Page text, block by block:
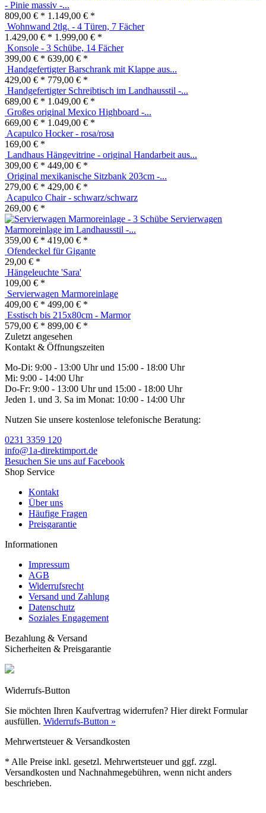
- Pinie massiv -...
809,00 € *1.149,00 € *
Wohnwand 2tlg. - 4 Türen, 7 Fächer
1.429,00 € *1.999,00 € *
Konsole - 3 Schübe, 14 Fächer
399,00 € *639,00 € *
Handgefertigter Barschrank mit Klappe aus...
429,00 € *779,00 € *
Handgefertigter Schreibtisch im Landhausstil -...
689,00 € *1.049,00 € *
Großes original Mexico Highboard -...
669,00 € *1.049,00 € *
Acapulco Hocker - rosa/rosa
169,00 € *
Landhaus Hängevitrine - original Handarbeit aus...
309,00 € *449,00 € *
Original mexikanische Sitzbank 203cm -...
279,00 € *429,00 € *
Acapulco Chair - schwarz/schwarz
269,00 € *
Marmoreinlage im Landhausstil -...
359,00 € *419,00 € *
Ofendeckel für Gigante
29,00 € *
Hängeleuchte 'Sara'
109,00 € *
Servierwagen Marmoreinlage
409,00 € *499,00 € *
Esstisch bis 215x80cm - Marmor
579,00 € *899,00 € *
Zuletzt angesehen
Mo-Di: 9:00 - 13:00 Uhr und 15:00 - 18:00 Uhr
Mi: 9:00 - 14:00 Uhr
Do-Fr: 9:00 - 13:00 Uhr und 15:00 - 18:00 Uhr
0231 3359 120
info@1a-direktimport.de
Besuchen Sie uns auf Facebook
Kontakt
Über uns
Häufige Fragen
Impressum
AGB
Widerrufsrecht
Versand und Zahlung
Datenschutz
Bezahlung & Versand
Sie möchten Ihren Kaufvertrag widerrufen? Hier direkt Formular
* Alle Preise inkl. gesetzl. Mehrwertsteuer und ggf. zzgl.
Versandkosten und Nachnahmegebühren, wenn nicht anders